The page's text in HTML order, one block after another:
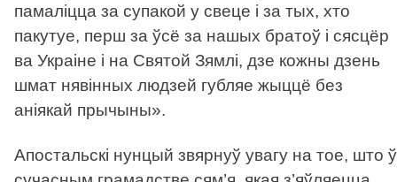
памаліцца за супакой у свеце і за тых, хто
пакутуе, перш за ўсё за нашых братоў і сясцёр
ва Украіне і на Святой Зямлі, дзе кожны дзень
шмат нявінных людзей губляе жыццё без
аніякай прычыны».
Апостальскі нунцый звярнуў увагу на тое, што ў